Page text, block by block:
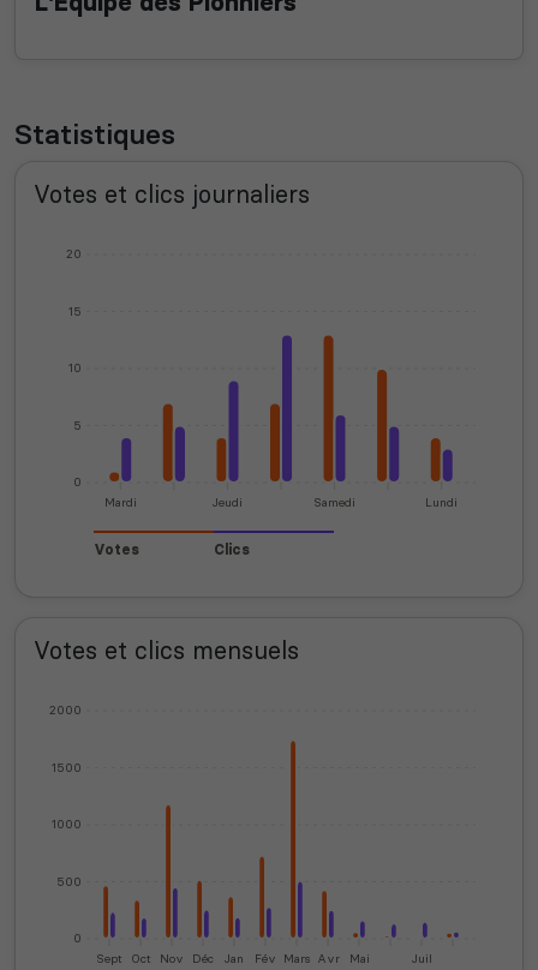
Statistiques
Votes et clics journaliers
0
5
10
15
20
Mardi Jeudi Samedi Lundi
Votes Clics
Votes et clics mensuels
0
500
1000
1500
2000
Sept Oct Nov Déc Jan Fév Mars Avr Mai Juil